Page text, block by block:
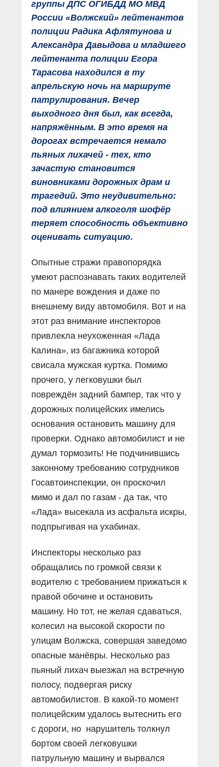
группы ДПС ОГИБДД МО МВД
России «Волжский» лейтенантов
полиции Радика Афлятунова и
Александра Давыдова и младшего
лейтенанта полиции Егора
Тарасова находился в ту
апрельскую ночь на маршруте
патрулирования. Вечер
выходного дня был, как всегда,
напряжëнным. В это время на
дорогах встречается немало
пьяных лихачей - тех, кто
зачастую становится
виновниками дорожных драм и
трагедий. Это неудивительно:
под влиянием алкоголя шофёр
теряет способность объективно
оценивать ситуацию.
Опытные стражи правопорядка
умеют распознавать таких водителей
по манере вождения и даже по
внешнему виду автомобиля. Вот и на
этот раз внимание инспекторов
привлекла неухоженная «Лада
Калина», из багажника которой
свисала мужская куртка. Помимо
прочего, у легковушки был
повреждëн задний бампер, так что у
дорожных полицейских имелись
основания остановить машину для
проверки. Однако автомобилист и не
думал тормозить! Не подчинившись
законному требованию сотрудников
Госавтоинспекции, он проскочил
мимо и дал по газам - да так, что
«Лада» высекала из асфальта искры,
подпрыгивая на ухабинах.
Инспекторы несколько раз
обращались по громкой связи к
водителю с требованием прижаться к
правой обочине и остановить
машину. Но тот, не желая сдаваться,
колесил на высокой скорости по
улицам Волжска, совершая заведомо
опасные манёвры. Несколько раз
пьяный лихач выезжал на встречную
полосу, подвергая риску
автомобилистов. В какой-то момент
полицейским удалось вытеснить его
с дороги, но нарушитель толкнул
бортом своей легковушки
патрульную машину и вырвался